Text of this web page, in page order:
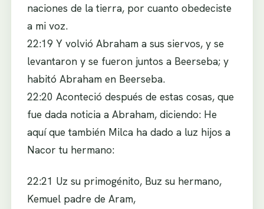
naciones de la tierra, por cuanto obedeciste
a mi voz.
22:19 Y volvió Abraham a sus siervos, y se
levantaron y se fueron juntos a Beerseba; y
habitó Abraham en Beerseba.
22:20 Aconteció después de estas cosas, que
fue dada noticia a Abraham, diciendo: He
aquí que también Milca ha dado a luz hijos a
Nacor tu hermano:
22:21 Uz su primogénito, Buz su hermano,
Kemuel padre de Aram,